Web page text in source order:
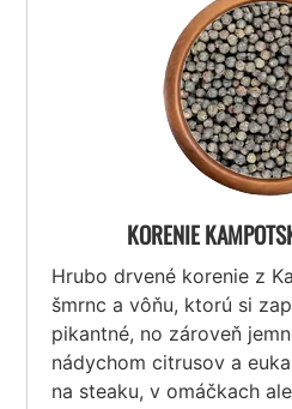
KORENIE
Hrubo drvené korenie z
šmrnc a vôňu, ktorú si
pikantné, no zároveň
nádychom citrusov a
na steaku, v omáčkach